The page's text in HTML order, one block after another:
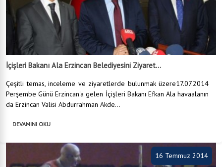
İçişleri Bakanı Ala Erzincan Belediyesini Ziyaret...
Çeşitli temas, inceleme ve ziyaretlerde bulunmak üzere17.07.2014
Perşembe Günü Erzincan'a gelen İçişleri Bakanı Efkan Ala havaalanın
da Erzincan Valisi Abdurrahman Akde...
DEVAMINI OKU
16 Temmuz 2014